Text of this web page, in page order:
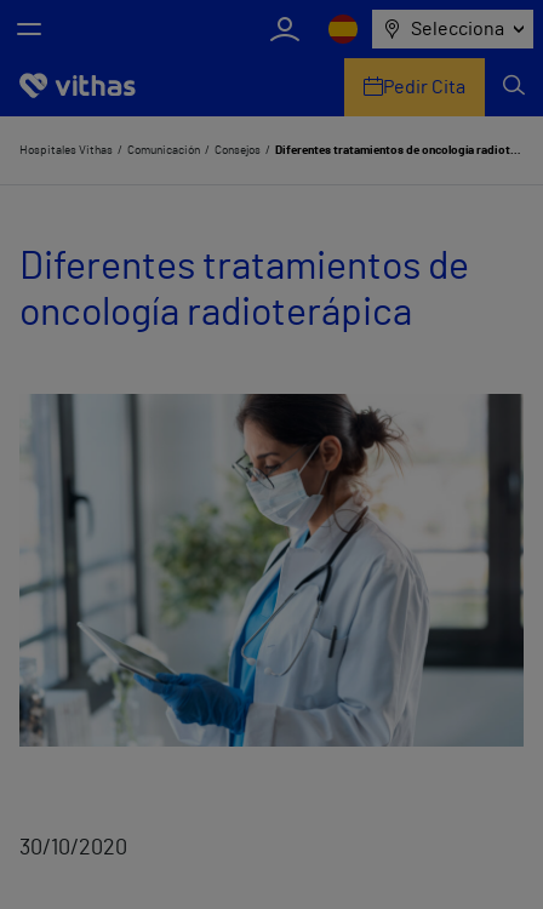
Selecciona
Nosotros
Servicios de salud
Equipo médico y asistencial
Pedir Cita
Hospitales Vithas Comunicación Consejos Diferentes tratamientos de oncología radioterápica
Diferentes tratamientos de
oncología radioterápica
30/10/2020